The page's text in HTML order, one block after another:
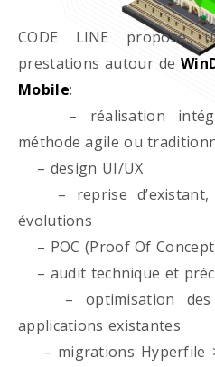
CODE LINE propose
prestations autour de
Mobile:
– réalisation
méthode agile ou
– design UI/UX
– reprise d’existant,
évolutions
– POC (Proof Of
– audit technique et
– optimisation des
applications existantes
– migrations Hyperfile